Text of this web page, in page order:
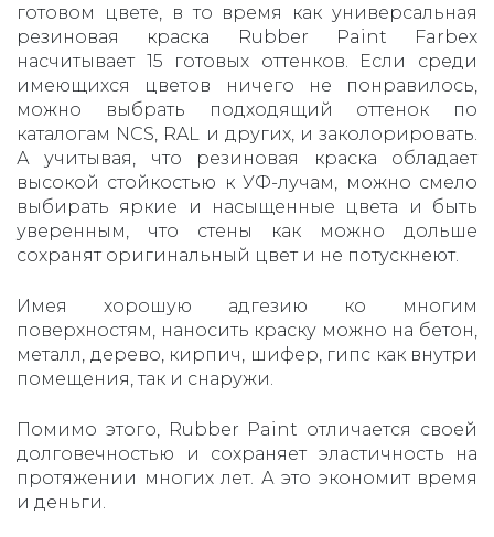
готовом цвете, в то время как универсальная
резиновая краска Rubber Paint Farbeх
насчитывает 15 готовых оттенков. Если среди
имеющихся цветов ничего не понравилось,
можно выбрать подходящий оттенок по
каталогам NCS, RAL и других, и заколорировать.
А учитывая, что резиновая краска обладает
высокой стойкостью к УФ-лучам, можно смело
выбирать яркие и насыщенные цвета и быть
уверенным, что стены как можно дольше
сохранят оригинальный цвет и не потускнеют.
Имея хорошую адгезию ко многим
поверхностям, наносить краску можно на бетон,
металл, дерево, кирпич, шифер, гипс как внутри
помещения, так и снаружи.
Помимо этого, Rubber Paint отличается своей
долговечностью и сохраняет эластичность на
протяжении многих лет. А это экономит время
и деньги.